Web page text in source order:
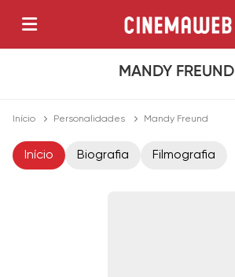
MANDY FREUND
Início Personalidades Mandy Freund
Início Biografia Filmografia